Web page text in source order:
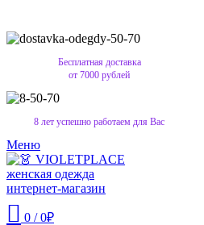
Бесплатная доставка
от 7000 рублей
8 лет успешно работаем для Вас
Меню
0 / 0₽